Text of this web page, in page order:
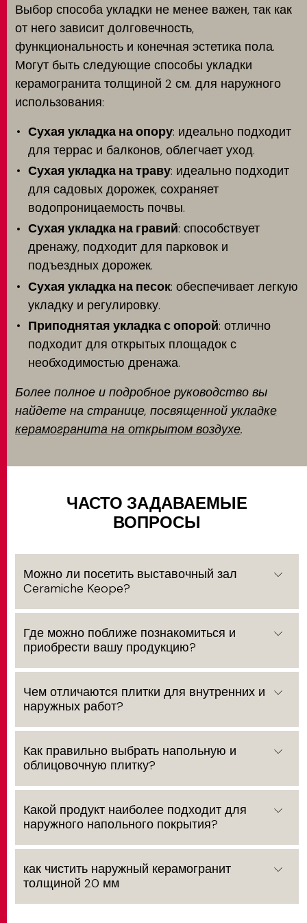
Выбор способа укладки не менее важен, так как
от него зависит долговечность,
функциональность и конечная эстетика пола.
Могут быть следующие способы укладки
керамогранита толщиной 2 см. для наружного
использования:
Сухая укладка на опору: идеально подходит
для террас и балконов, облегчает уход.
Сухая укладка на траву: идеально подходит
для садовых дорожек, сохраняет
водопроницаемость почвы.
Сухая укладка на гравий: способствует
дренажу, подходит для парковок и
подъездных дорожек.
Сухая укладка на песок: обеспечивает легкую
укладку и регулировку.
Приподнятая укладка с опорой: отлично
подходит для открытых площадок с
необходимостью дренажа.
Более полное и подробное руководство вы
найдете на странице, посвященной укладке
керамогранита на открытом воздухе.
ЧАСТО ЗАДАВАЕМЫЕ
ВОПРОСЫ
Можно ли посетить выставочный зал
Ceramiche Keope?
Где можно поближе познакомиться и
приобрести вашу продукцию?
Чем отличаются плитки для внутренних и
наружных работ?
Как правильно выбрать напольную и
облицовочную плитку?
Какой продукт наиболее подходит для
наружного напольного покрытия?
как чистить наружный керамогранит
толщиной 20 мм